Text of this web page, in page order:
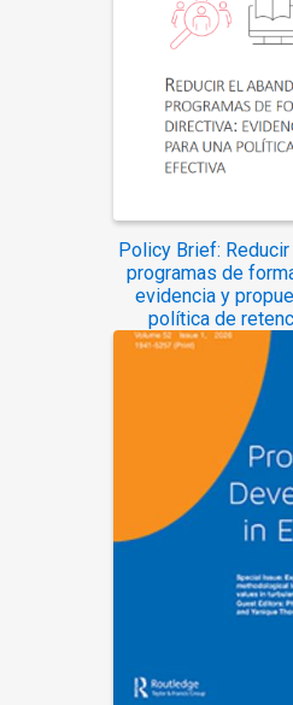
Policy Brief:
programas de
evidencia y
política de